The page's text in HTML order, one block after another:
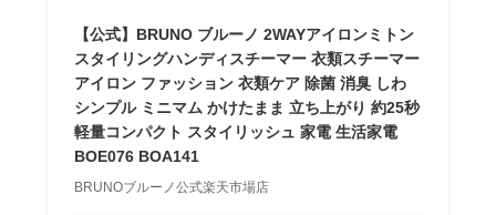
【公式】BRUNO ブルーノ 2WAYアイロンミトン
スタイリングハンディスチーマー 衣類スチーマー
アイロン ファッション 衣類ケア 除菌 消臭 しわ
シンプル ミニマム かけたまま 立ち上がり 約25秒
軽量コンパクト スタイリッシュ 家電 生活家電
BOE076 BOA141
BRUNOブルーノ公式楽天市場店